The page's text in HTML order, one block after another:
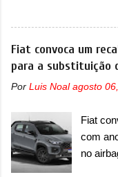
marca
termos
sedã
novo
assim
italiano
do
com
Fiat convoca um
para a substituição
Por Luis Noal agosto
Fiat
com
no